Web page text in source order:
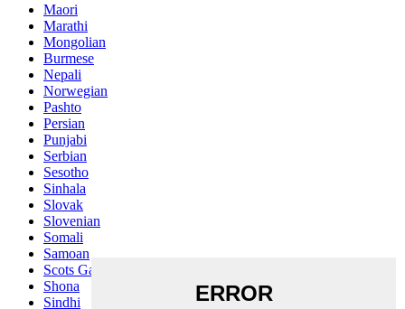
Maori
Marathi
Mongolian
Burmese
Nepali
Norwegian
Pashto
Persian
Punjabi
Serbian
Sesotho
Sinhala
Slovak
Slovenian
Somali
Samoan
Scots Gaelic
Shona
Sindhi